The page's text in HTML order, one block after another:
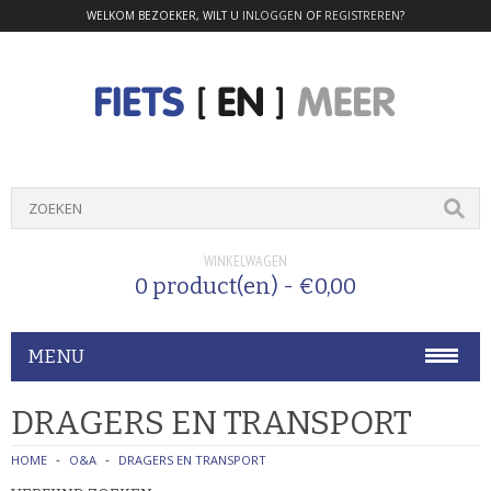
WELKOM BEZOEKER, WILT U INLOGGEN OF REGISTREREN?
WINKELWAGEN
0 product(en) - €0,00
MENU
FIETSEN
CRUISERFIETSEN
DRAGERS EN TRANSPORT
HOME O&A DRAGERS EN TRANSPORT